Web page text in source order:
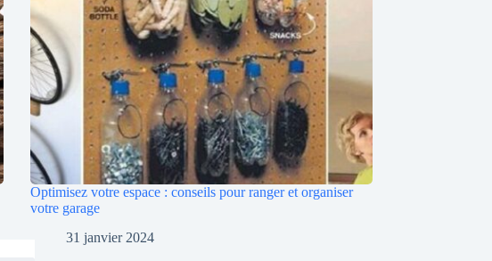
Optimisez votre espace : conseils pour ranger et organiser
votre garage
31 janvier 2024